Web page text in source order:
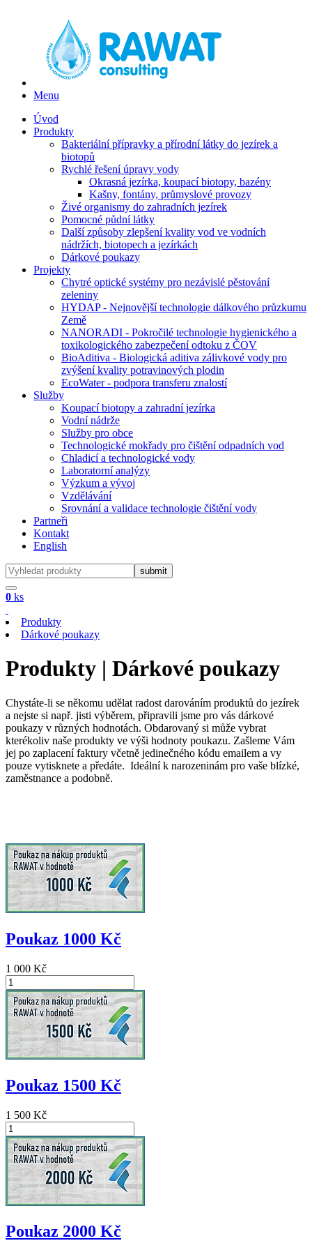
Menu
Úvod
Produkty
Bakteriální přípravky a přírodní látky do jezírek a
biotopů
Rychlé řešení úpravy vody
Okrasná jezírka, koupací biotopy, bazény
Kašny, fontány, průmyslové provozy
Živé organismy do zahradních jezírek
Pomocné půdní látky
Další způsoby zlepšení kvality vod ve vodních
nádržích, biotopech a jezírkách
Dárkové poukazy
Projekty
Chytré optické systémy pro nezávislé pěstování
zeleniny
HYDAP - Nejnovější technologie dálkového průzkumu
Země
NANORADI - Pokročilé technologie hygienického a
toxikologického zabezpečení odtoku z ČOV
BioAditiva - Biologická aditiva zálivkové vody pro
zvýšení kvality potravinových plodin
EcoWater - podpora transferu znalostí
Služby
Koupací biotopy a zahradní jezírka
Vodní nádrže
Služby pro obce
Technologické mokřady pro čištění odpadních vod
Chladicí a technologické vody
Laboratorní analýzy
Výzkum a vývoj
Vzdělávání
Srovnání a validace technologie čištění vody
Partneři
Kontakt
English
0 ks
Produkty
Dárkové poukazy
Produkty | Dárkové poukazy
Chystáte-li se někomu udělat radost darováním produktů do jezírek
a nejste si např. jisti výběrem, připravili jsme pro vás dárkové
poukazy v různých hodnotách. Obdarovaný si může vybrat
kterékoliv naše produkty ve výši hodnoty poukazu. Zašleme Vám
jej po zaplacení faktury včetně jedinečného kódu emailem a vy
pouze vytisknete a předáte. Ideální k narozeninám pro vaše blízké,
zaměstnance a podobně.
Poukaz 1000 Kč
1 000 Kč
Poukaz 1500 Kč
1 500 Kč
Poukaz 2000 Kč